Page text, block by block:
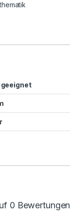
0 Bewertungen